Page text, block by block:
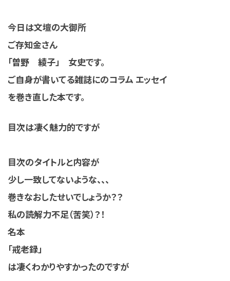
今日は文壇の大御所
ご存知金さん
「曽野 綾子」 女史です。
ご自身が書いてる雑誌にのコラム エッセイ
を巻き直した本です。
目次は凄く魅力的ですが
目次のタイトルと内容が
少し一致してないような、、、
巻きなおしたせいでしょうか？？
私の読解力不足（苦笑）？！
名本
「戒老録」
は凄くわかりやすかったのですが